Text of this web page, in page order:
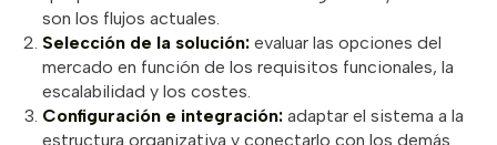
son los flujos actuales.
Selección de la solución:evaluar las opciones del
mercado en función de los requisitos funcionales, la
escalabilidad y los costes.
Configuración e integración:adaptar el sistema a la
estructura organizativa y conectarlo con los demás